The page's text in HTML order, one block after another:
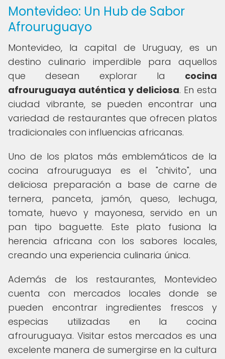
Montevideo: Un Hub de Sabor
Afrouruguayo
Montevideo, la capital de Uruguay, es un
destino culinario imperdible para aquellos
que desean explorar la cocina
afrouruguaya auténtica y deliciosa. En esta
ciudad vibrante, se pueden encontrar una
variedad de restaurantes que ofrecen platos
tradicionales con influencias africanas.
Uno de los platos más emblemáticos de la
cocina afrouruguaya es el "chivito", una
deliciosa preparación a base de carne de
ternera, panceta, jamón, queso, lechuga,
tomate, huevo y mayonesa, servido en un
pan tipo baguette. Este plato fusiona la
herencia africana con los sabores locales,
creando una experiencia culinaria única.
Además de los restaurantes, Montevideo
cuenta con mercados locales donde se
pueden encontrar ingredientes frescos y
especias utilizadas en la cocina
afrouruguaya. Visitar estos mercados es una
excelente manera de sumergirse en la cultura